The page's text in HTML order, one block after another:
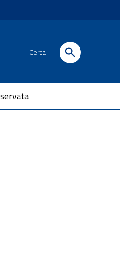
Cerca